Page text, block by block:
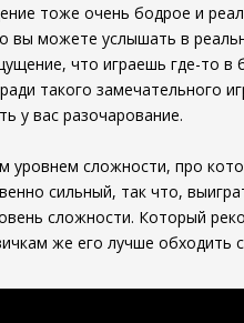
тоже очень бодрое и
вы можете услышать в
что играешь где-то в
такого замечательного
у вас разочарование.
уровнем сложности, про
сильный, так что,
сложности. Который
же его лучше обходить